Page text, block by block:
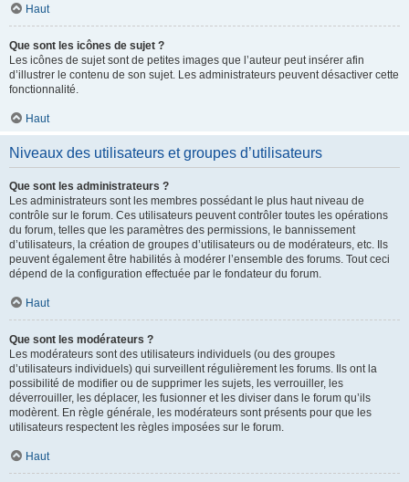
Haut
Que sont les icônes de sujet ?
Les icônes de sujet sont de petites images que l’auteur peut insérer afin
d’illustrer le contenu de son sujet. Les administrateurs peuvent désactiver cette
fonctionnalité.
Haut
Niveaux des utilisateurs et groupes d’utilisateurs
Que sont les administrateurs ?
Les administrateurs sont les membres possédant le plus haut niveau de
contrôle sur le forum. Ces utilisateurs peuvent contrôler toutes les opérations
du forum, telles que les paramètres des permissions, le bannissement
d’utilisateurs, la création de groupes d’utilisateurs ou de modérateurs, etc. Ils
peuvent également être habilités à modérer l’ensemble des forums. Tout ceci
dépend de la configuration effectuée par le fondateur du forum.
Haut
Que sont les modérateurs ?
Les modérateurs sont des utilisateurs individuels (ou des groupes
d’utilisateurs individuels) qui surveillent régulièrement les forums. Ils ont la
possibilité de modifier ou de supprimer les sujets, les verrouiller, les
déverrouiller, les déplacer, les fusionner et les diviser dans le forum qu’ils
modèrent. En règle générale, les modérateurs sont présents pour que les
utilisateurs respectent les règles imposées sur le forum.
Haut